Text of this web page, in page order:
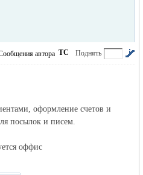
Поднять
ТС
автора
оформление счетов и
посылок и писем.
оффис